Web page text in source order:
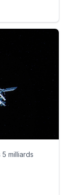
milliards